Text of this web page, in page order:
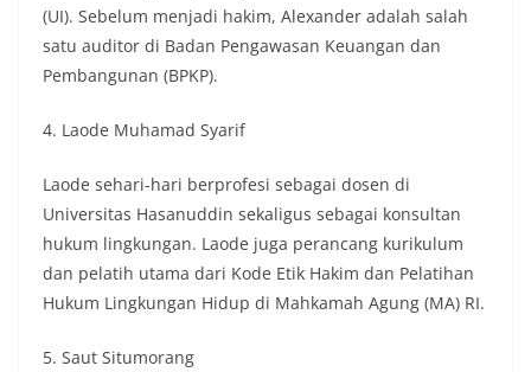
(UI). Sebelum menjadi hakim, Alexander adalah salah
satu auditor di Badan Pengawasan Keuangan dan
Pembangunan (BPKP).
4. Laode Muhamad Syarif
Laode sehari-hari berprofesi sebagai dosen di
Universitas Hasanuddin sekaligus sebagai konsultan
hukum lingkungan. Laode juga perancang kurikulum
dan pelatih utama dari Kode Etik Hakim dan Pelatihan
Hukum Lingkungan Hidup di Mahkamah Agung (MA) RI.
5. Saut Situmorang